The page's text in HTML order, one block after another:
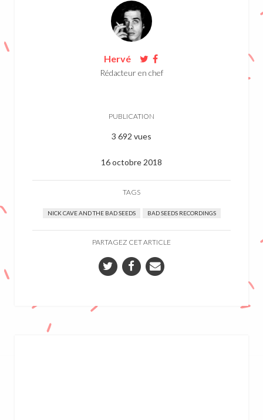
Hervé
Rédacteur en chef
PUBLICATION
3 692 vues
16 octobre 2018
TAGS
NICK CAVE AND THE BAD SEEDS BAD SEEDS RECORDINGS
PARTAGEZ CET ARTICLE